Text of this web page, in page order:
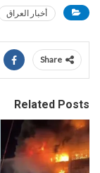
أخبار العراق
Share
Related Posts